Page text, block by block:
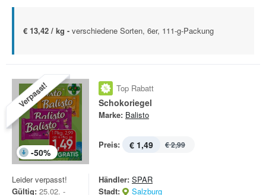
€ 13,42 / kg - verschiedene Sorten, 6er, 111-g-Packung
Verpasst!
-50%
Top Rabatt
Schokoriegel
Marke: Balisto
Preis: € 1,49 € 2,99
Leider verpasst!
Gültig: 25.02. -
Händler: SPAR
Stadt:
Salzburg